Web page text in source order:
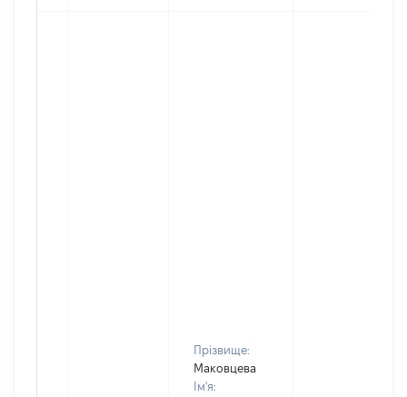
Прізвище:
Маковцева
Ім'я: